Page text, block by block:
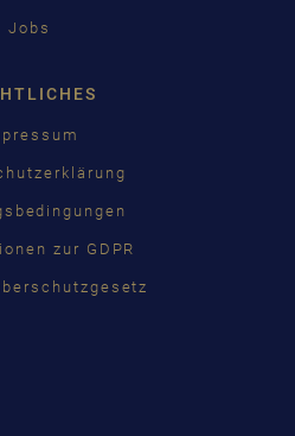
Jobs
zur GDPR